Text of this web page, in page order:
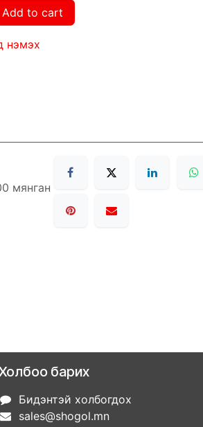
Add to cart
нэмэх
мянган
барих
Бидэнтэй холбогдох
sales@shogol.mn